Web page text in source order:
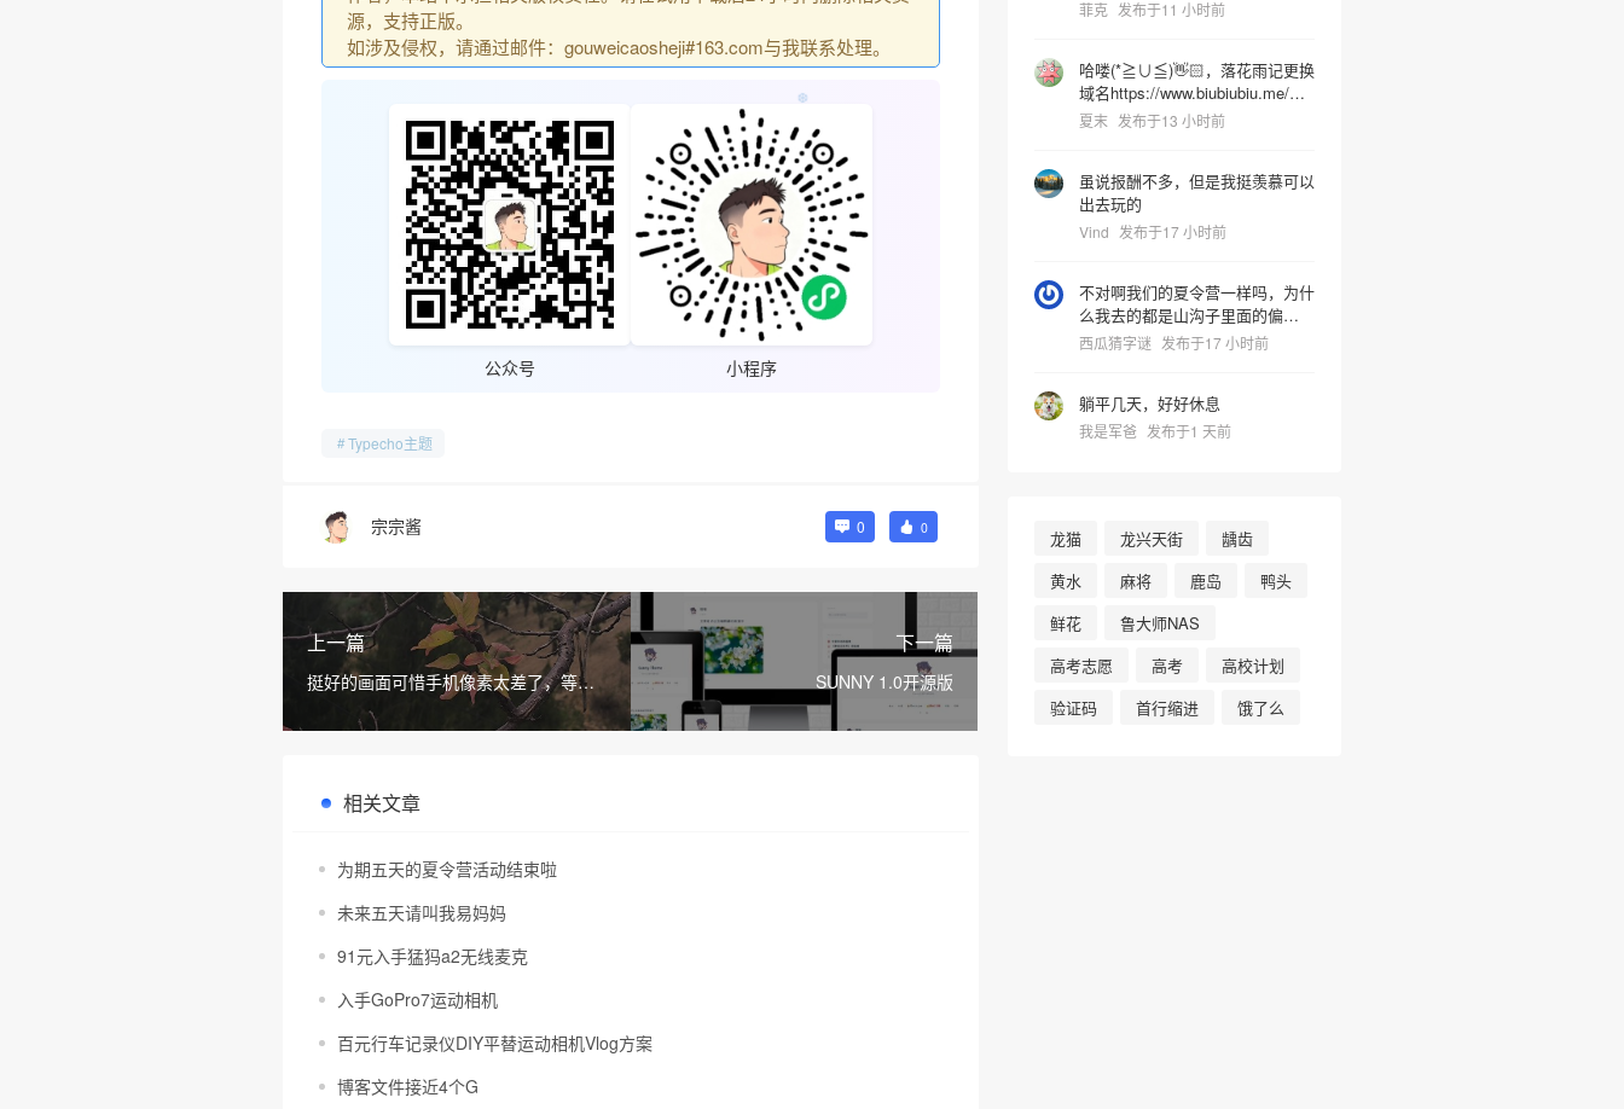
源，支持正版。
如涉及侵权，请通过邮件：gouweicaosheji#163.com与我联系处理。
公众号 小程序
Typecho主题
宗宗酱 0 0
上一篇
挺好的画面可惜手机像素太差了，等后
面有钱了一定入手了相机拍照！
下一篇
SUNNY 1.0开源版
相关文章
为期五天的夏令营活动结束啦
未来五天请叫我易妈妈
91元入手猛犸a2无线麦克
入手GoPro7运动相机
百元行车记录仪DIY平替运动相机Vlog方案
博客文件接近4个G
啊？
菲克 发布于11 小时前
哈喽(*≧∪≦)👋🏻，落花雨记更换
域名https://www.biubiubiu.me/，
麻烦更新下哦
夏末 发布于13 小时前
虽说报酬不多，但是我挺羡慕可以
出去玩的
Vind 发布于17 小时前
不对啊我们的夏令营一样吗，为什
么我去的都是山沟子里面的偏僻之
地但非常热很容易把人晒死然后又
西瓜猜字谜 发布于17 小时前
躺平几天，好好休息
我是军爸 发布于1 天前
龙猫 龙兴天街
龋齿
黄水
麻将 鹿岛
鸭头
鲜花
鲁大师NAS
高考志愿
高考
高校计划
验证码
首行缩进 饿了么